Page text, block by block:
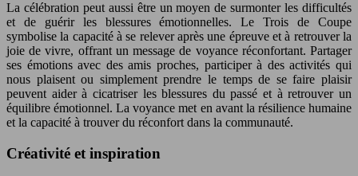
La célébration peut aussi être un moyen de surmonter les difficultés
et de guérir les blessures émotionnelles. Le Trois de Coupe
symbolise la capacité à se relever après une épreuve et à retrouver la
joie de vivre, offrant un message de voyance réconfortant. Partager
ses émotions avec des amis proches, participer à des activités qui
nous plaisent ou simplement prendre le temps de se faire plaisir
peuvent aider à cicatriser les blessures du passé et à retrouver un
équilibre émotionnel. La voyance met en avant la résilience humaine
et la capacité à trouver du réconfort dans la communauté.
Créativité et inspiration